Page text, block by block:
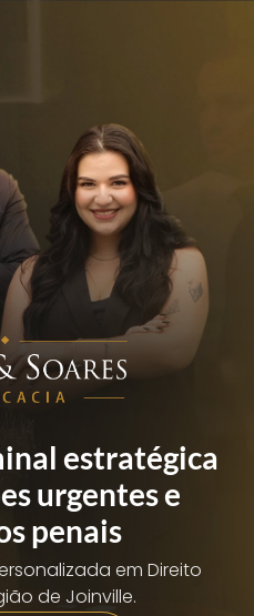
estratégica
urgentes e
penais
em Direito
de Joinville.